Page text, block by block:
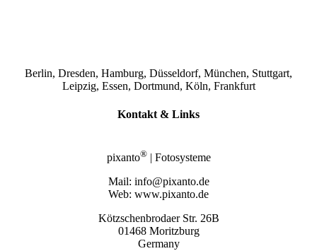
Berlin, Dresden, Hamburg, Düsseldorf, München, Stuttgart,
Leipzig, Essen, Dortmund, Köln, Frankfurt
Kontakt & Links
pixanto®| Fotosysteme
Mail: info@pixanto.de
Web: www.pixanto.de
Kötzschenbrodaer Str. 26B
01468 Moritzburg
Germany